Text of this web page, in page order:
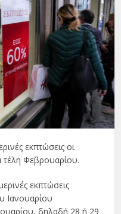
εκπτώσεις οι
τέλη Φεβρουαρίου.
εκπτώσεις
Ιανουαρίου
δηλαδή 28 ή 29